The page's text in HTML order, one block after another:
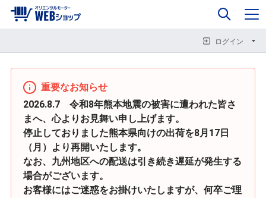
企業情報
ログイン
カート 0
重要なお知らせ
2026.8.7 令和8年熊本地震の被害に遭われた皆さ
まへ、心よりお見舞い申し上げます。
停止しておりました熊本県向けの出荷を8月17日
（月）より再開いたします。
なお、九州地区への配送は引き続き遅延が発生する
場合がございます。
お客様にはご迷惑をお掛けいたしますが、何卒ご理